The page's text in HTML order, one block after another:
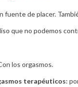
fuente de placer.
que no podemos
los orgasmos.
terapéuticos: